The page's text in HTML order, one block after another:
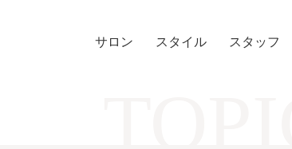
サロン スタイル スタッフ